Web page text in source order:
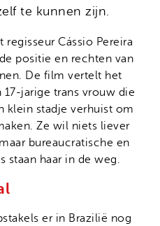
te kunnen zijn.
Cássio Pereira
positie en rechten van
De film vertelt het
17-jarige trans vrouw die
klein stadje verhuist om
Ze wil niets liever
bureaucratische en
staan haar in de weg.
er in Brazilië nog